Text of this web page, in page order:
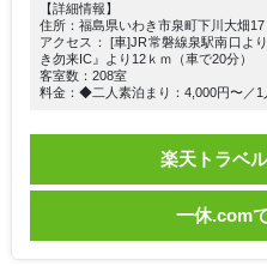
【詳細情報】
住所：福島県いわき市泉町下川大畑17
アクセス： [車]JR常磐線泉駅南口よ
き勿来IC』より12ｋｍ（車で20分）
客室数：208室
料金：◆二人素泊まり：4,000円〜／
楽天トラベ
一休.com